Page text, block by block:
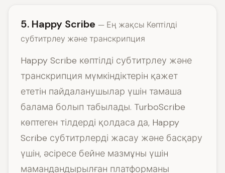
5. Happy Scribe — Ең жақсы Көптілді
субтитрлеу және транскрипция
Happy Scribe көптілді субтитрлеу және
транскрипция мүмкіндіктерін қажет
ететін пайдаланушылар үшін тамаша
балама болып табылады. TurboScribe
көптеген тілдерді қолдаса да, Happy
Scribe субтитрлерді жасау және басқару
үшін, әсіресе бейне мазмұны үшін
мамандандырылған платформаны